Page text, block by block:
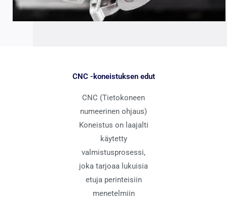
CNC -koneistuksen edut
CNC (Tietokoneen
numeerinen ohjaus)
Koneistus on laajalti
käytetty
valmistusprosessi,
joka tarjoaa lukuisia
etuja perinteisiin
menetelmiin